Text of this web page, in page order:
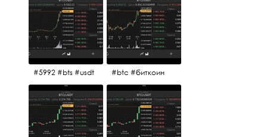
#5992 #bts #usdt #btc #биткоин